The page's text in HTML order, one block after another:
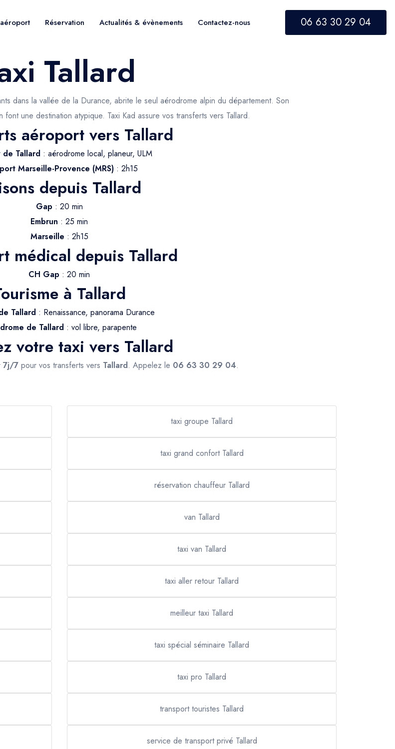
Réservation Actualités & évènements Contactez-nous 06 63 30 29 04
Tallard
dans la vallée de la Durance, abrite le seul aérodrome alpin du département. Son
une destination atypique. Taxi Kad assure vos transferts vers Tallard.
aéroport vers Tallard
Tallard : aérodrome local, planeur, ULM
Marseille-Provence (MRS): 2h15
depuis Tallard
Gap : 20 min
Embrun : 25 min
Marseille : 2h15
médical depuis Tallard
CH Gap : 20 min
à Tallard
Tallard: Renaissance, panorama Durance
de Tallard : vol libre, parapente
votre taxi vers Tallard
7j/7pour vos transferts vers Tallard. Appelez le 06 63 30 29 04.
taxi groupe Tallard
taxi grand confort Tallard
réservation chauffeur Tallard
van Tallard
taxi van Tallard
taxi aller retour Tallard
meilleur taxi Tallard
taxi spécial séminaire Tallard
taxi pro Tallard
transport touristes Tallard
service de transport privé Tallard